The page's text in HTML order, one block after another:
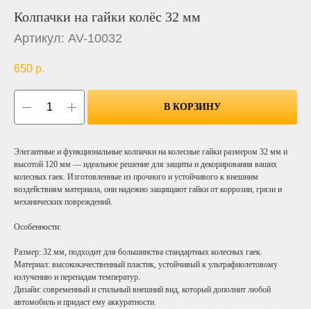
Колпачки на гайки колёс 32 мм
Артикул: AV-10032
650 р.
В КОРЗИНУ
Элегантные и функциональные колпачки на колесные гайки размером 32 мм и
высотой 120 мм — идеальное решение для защиты и декорирования ваших
колесных гаек. Изготовленные из прочного и устойчивого к внешним
воздействиям материала, они надежно защищают гайки от коррозии, грязи и
механических повреждений.
Особенности:
Размер: 32 мм, подходит для большинства стандартных колесных гаек.
Материал: высококачественный пластик, устойчивый к ультрафиолетовому
излучению и перепадам температур.
Дизайн: современный и стильный внешний вид, который дополнит любой
автомобиль и придаст ему аккуратности.